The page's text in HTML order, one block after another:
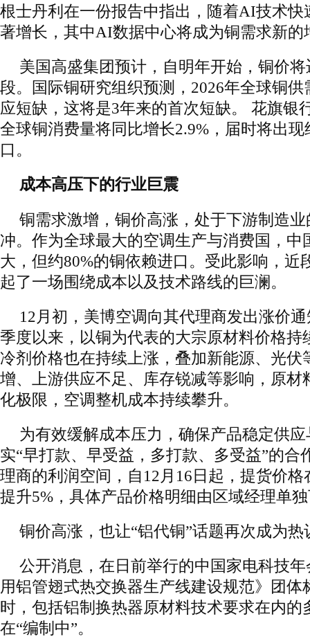
根士丹利在一份报告中指出，随着AI技术快
著增长，其中AI数据中心将成为铜需求新的
美国高盛集团预计，自明年开始，铜价
段。国际铜研究组织预测，2026年全球铜
应短缺，这将是3年来的首次短缺。 花旗银
全球铜消费量将同比增长2.9%，届时将出
口。
成本高压下的行业巨震
铜需求激增，铜价高涨，处于下游制造
冲。作为全球最大的空调生产与消费国，中
大，但约80%的铜依赖进口。受此影响，近
起了一场围绕成本以及技术路线的巨澜。
12月初，美博空调向其代理商发出涨价
季度以来，以铜为代表的大宗原材料价格持
冷剂价格也在持续上涨，叠加新能源、光伏
增、上游供应不足、库存锐减等影响，原材
化极限，空调整机成本持续攀升。
为有效缓解成本压力，确保产品稳定供
实“早打款、早受益，多打款、多受益”的合
理商的利润空间，自12月16日起，提货价
提升5%，具体产品价格明细由区域经理单
铜价高涨，也让“铝代铜”话题再次成为热
公开消息，在日前举行的中国家电科技
用铝管翅式热交换器生产线建设规范》团体
时，包括铝制换热器原材料技术要求在内的
在“编制中”。